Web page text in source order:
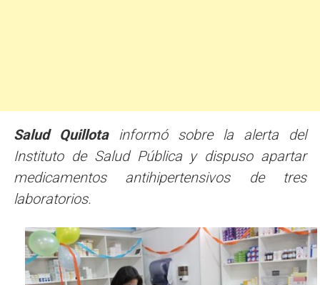
Salud Quillotainformó sobre la alerta del
Instituto de Salud Pública y dispuso apartar
medicamentos antihipertensivos de tres
laboratorios.